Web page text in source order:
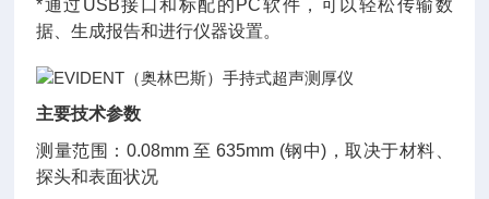
*通过USB接口和标配的PC软件，可以轻松传输数
据、生成报告和进行仪器设置。
主要技术参数
测量范围：0.08mm 至 635mm (钢中)，取决于材料、
探头和表面状况